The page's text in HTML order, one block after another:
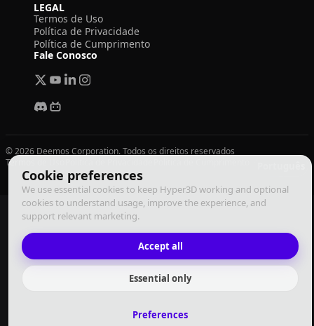
Cookie preferences
We use essential cookies to keep Hyper3D working and optional
cookies to understand usage, improve the experience, and
support relevant marketing.
Accept all
Essential only
Preferences
LEGAL
Termos de Uso
Política de Privacidade
Política de Cumprimento
Fale Conosco
© 2026 Deemos Corporation. Todos os direitos reservados
Termos de Uso